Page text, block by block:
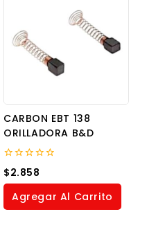
CARBON EBT 138
ORILLADORA B&D
0
out
of
$2.858
Agregar Al Carrito